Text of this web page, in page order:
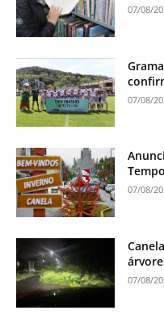
07/08/
07/08/
07/08/
07/08/